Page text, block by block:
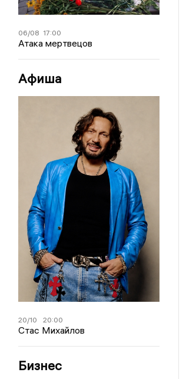
06/08 17:00
Атака мертвецов
Афиша
20/10 20:00
Стас Михайлов
Бизнес